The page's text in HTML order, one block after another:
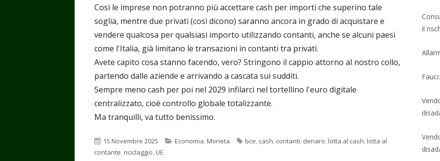
Così le imprese non potranno più accettare cash per importi che superino tale
soglia, mentre due privati (così dicono) saranno ancora in grado di acquistare e
vendere qualcosa per qualsiasi importo utilizzando contanti, anche se alcuni paesi
come l'Italia, già limitano le transazioni in contanti tra privati.
Avete capito cosa stanno facendo, vero? Stringono il cappio attorno al nostro collo,
partendo dalle aziende e arrivando a cascata sui sudditi.
Sempre meno cash per poi nel 2029 infilarci nel tortellino l'euro digitale
centralizzato, cioè controllo globale totalizzante.
Ma tranquilli, va tutto benissimo.
Pubblicato
15 Novembre 2025 Categorie
Economia,Moneta Tag
bce, cash, contanti, denaro,lotta al cash,lotta al
contante,riciclaggio,UE
il